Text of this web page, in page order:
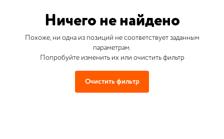
Ничего не найдено
Похоже, ни одна из позиций не соответствует заданным
параметрам.
Попробуйте изменить их или очистить фильтр
Очистить фильтр